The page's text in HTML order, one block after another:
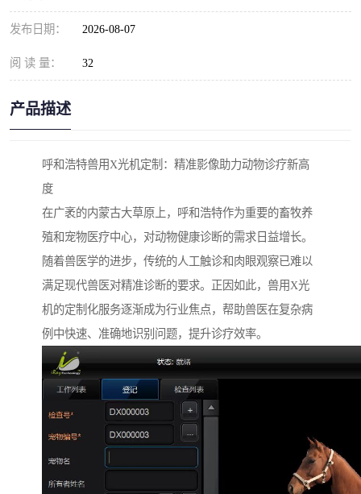
发布日期： 2026-08-07
阅 读 量： 32
产品描述
呼和浩特兽用X光机定制：精准影像助力动物诊疗新高
度
在广袤的内蒙古大草原上，呼和浩特作为重要的畜牧养
殖和宠物医疗中心，对动物健康诊断的需求日益增长。
随着兽医学的进步，传统的人工触诊和肉眼观察已难以
满足现代兽医对精准诊断的要求。正因如此，兽用X光
机的定制化服务逐渐成为行业焦点，帮助兽医在复杂病
例中快速、准确地识别问题，提升诊疗效率。